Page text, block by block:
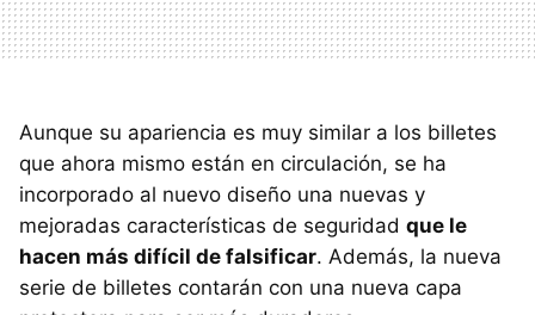
Aunque su apariencia es muy similar a los billetes
que ahora mismo están en circulación, se ha
incorporado al nuevo diseño una nuevas y
mejoradas características de seguridad que le
hacen más difícil de falsificar. Además, la nueva
serie de billetes contarán con una nueva capa